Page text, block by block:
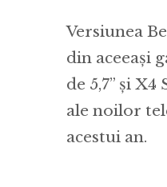
Versiunea
din aceeași
de 5,7” și
ale noilor
acestui an.